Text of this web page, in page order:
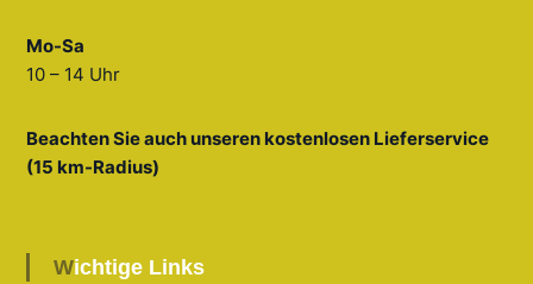
Mo-Sa
10 – 14 Uhr
Beachten Sie auch unseren kostenlosen Lieferservice
(15 km-Radius)
Wichtige Links